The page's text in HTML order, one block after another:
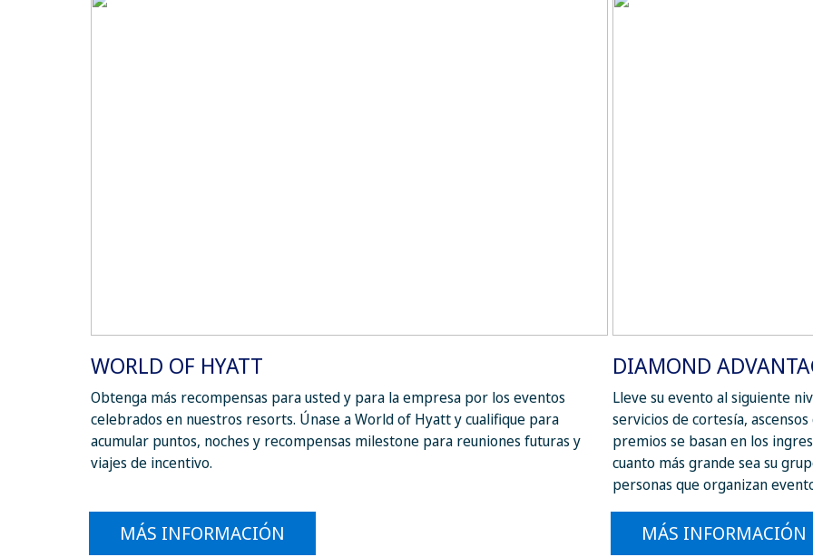
WORLD OF HYATT
Obtenga más recompensas para usted y para la empresa por los eventos
celebrados en nuestros resorts. Únase a World of Hyatt y cualifique para
acumular puntos, noches y recompensas milestone para reuniones futuras y
viajes de incentivo.
MÁS INFORMACIÓN
DIAMOND
Lleve su evento al siguiente
servicios de cortesía,
premios se basan en los
cuanto más grande sea su
personas que organizan
MÁS INFORMACIÓN